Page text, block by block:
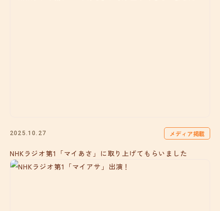
2025.10.27 メディア掲載
NHKラジオ第1「マイあさ」に取り上げてもらいました